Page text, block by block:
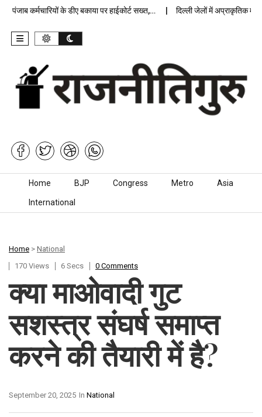
कर्मचारियों के डीए बकाया पर हाईकोर्ट सख्त,… दिल्ली जेलों में अप्राकृतिक मौत पर
Skip to content
Home BJP Congress Metro Asia
International
Home > National
170 Views
6 Secs 0 Comments
क्या माओवादी गुट
सशस्त्र संघर्ष समाप्त
करने की तैयारी में है?
In National
September 20, 2025